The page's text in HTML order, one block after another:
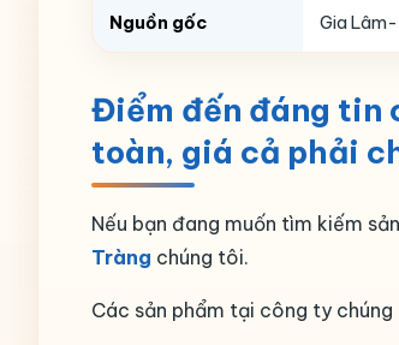
Nguồn gốc Gia
Điểm đến đáng tin
toàn, giá cả phải
Nếu bạn đang muốn tìm kiếm
Tràng chúng tôi.
Các sản phẩm tại công ty